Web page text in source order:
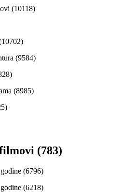
(10118)
(9584)
(8985)
(783)
(6796)
(6218)